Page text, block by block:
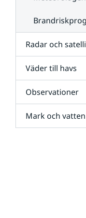
Radar och
Väder till havs
Observationer
Mark och vatten